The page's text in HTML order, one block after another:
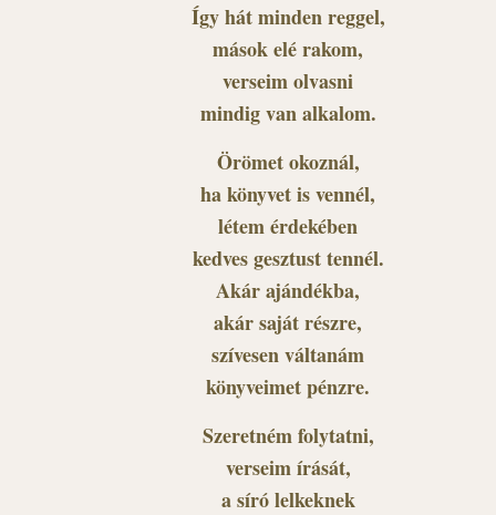
Így hát minden reggel,
mások elé rakom,
verseim olvasni
mindig van alkalom.
Örömet okoznál,
ha könyvet is vennél,
létem érdekében
kedves gesztust tennél.
Akár ajándékba,
akár saját részre,
szívesen váltanám
könyveimet pénzre.
Szeretném folytatni,
verseim írását,
a síró lelkeknek